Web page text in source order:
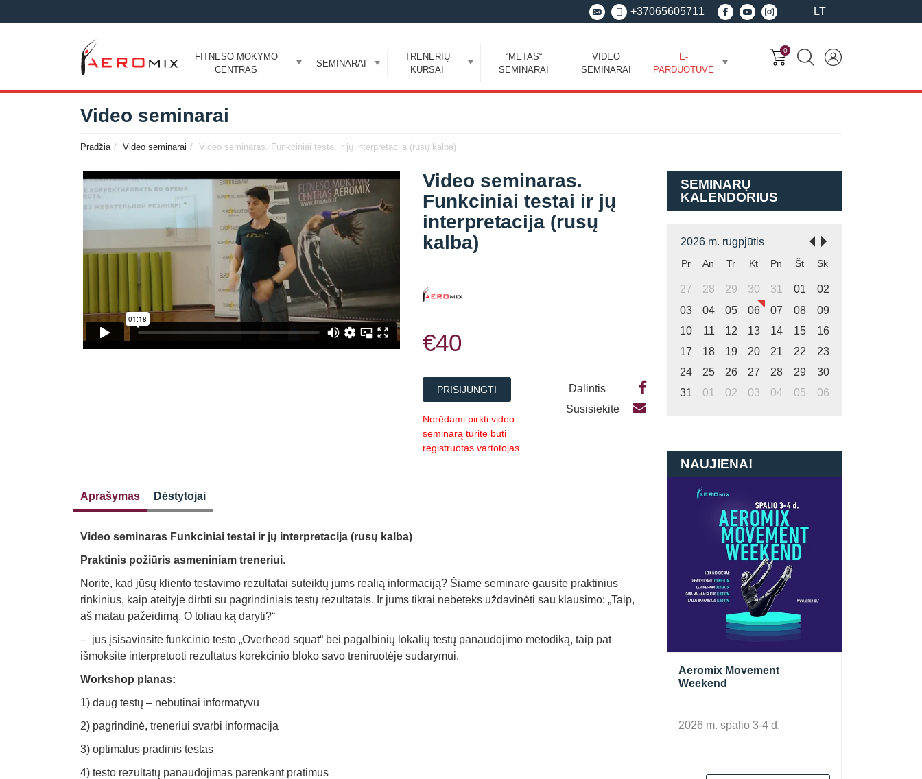
+37065605711 LT
FITNESO MOKYMO
CENTRAS
SEMINARAI
TRENERIŲ
KURSAI
“METAS“
SEMINARAI
VIDEO
SEMINARAI
E-
PARDUOTUVĖ
0
Video seminarai
Pradžia Video seminarai Video seminaras. Funkciniai testai ir jų interpretacija (rusų kalba)
Video seminaras.
Funkciniai testai ir jų
interpretacija (rusų
kalba)
€40
PRISIJUNGTI
Norėdami pirkti video
seminarą turite būti
registruotas vartotojas
Dalintis
Susisiekite
Aprašymas Dėstytojai
Video seminaras Funkciniai testai ir jų interpretacija (rusų kalba)
Praktinis požiūris asmeniniam treneriui.
Norite, kad jūsų kliento testavimo rezultatai suteiktų jums realią informaciją? Šiame seminare gausite praktinius
rinkinius, kaip ateityje dirbti su pagrindiniais testų rezultatais. Ir jums tikrai nebeteks uždavinėti sau klausimo: „Taip,
aš matau pažeidimą. O toliau ką daryti?“
– jūs įsisavinsite funkcinio testo „Overhead squat“ bei pagalbinių lokalių testų panaudojimo metodiką, taip pat
išmoksite interpretuoti rezultatus korekcinio bloko savo treniruotėje sudarymui.
Workshop planas:
1) daug testų – nebūtinai informatyvu
2) pagrindinė, treneriui svarbi informacija
3) optimalus pradinis testas
4) testo rezultatų panaudojimas parenkant pratimus
SEMINARŲ
KALENDORIUS
2026 m. rugpjūtis
Pr An Tr Kt Pn Št Sk
27 28 29 30 31 01
02
03
04 05 06 07 08
09
10
11 12 13 14 15
16
17
18 19 20 21 22
23
24
25 26 27 28 29
30
31
01 02 03 04 05 06
NAUJIENA!
Aeromix Movement
Weekend
2026 m. spalio 3-4 d.